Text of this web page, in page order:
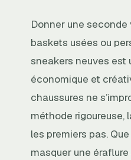
Donner une seconde
baskets usées ou
sneakers neuves est
économique et
chaussures ne
méthode rigoureuse,
les premiers pas.
masquer une